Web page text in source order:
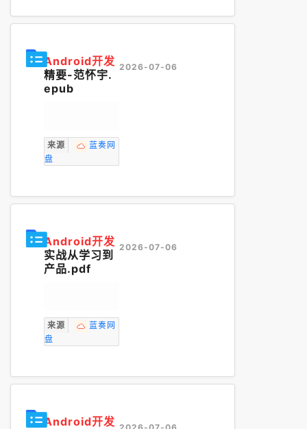
Android开发
精要-范怀宇.
epub
来源
蓝奏网
盘
2026-07-06
Android开发
实战从学习到
产品.pdf
来源
蓝奏网
盘
2026-07-06
Android开发